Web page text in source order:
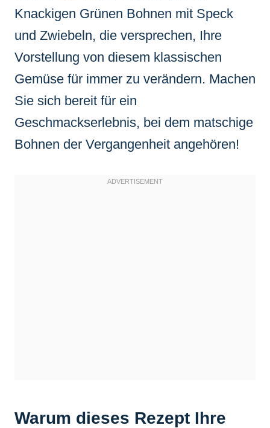
Knackigen Grünen Bohnen mit Speck
und Zwiebeln, die versprechen, Ihre
Vorstellung von diesem klassischen
Gemüse für immer zu verändern. Machen
Sie sich bereit für ein
Geschmackserlebnis, bei dem matschige
Bohnen der Vergangenheit angehören!
Warum dieses Rezept Ihre